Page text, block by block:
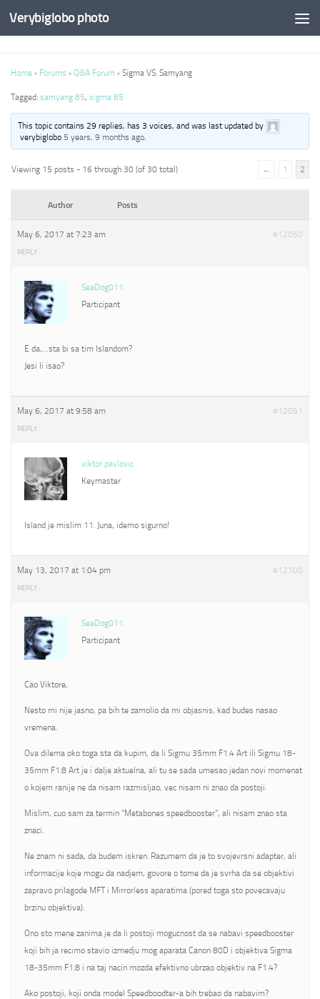
Verybiglobo photo
Home › Forums › Q&A Forum › Sigma VS. Samyang
Tagged: samyang 85, sigma 85
This topic contains 29 replies, has 3 voices, and was last updated by
verybiglobo 5 years, 9 months ago.
Viewing 15 posts - 16 through 30 (of 30 total) ← 1 2
Author Posts
May 6, 2017 at 7:23 am #12050
REPLY
SeaDog011
Participant
E da,…sta bi sa tim Islandom?
Jesi li isao?
May 6, 2017 at 9:58 am #12051
REPLY
viktor pavlovic
Keymaster
Island je mislim 11. Juna, idemo sigurno!
May 13, 2017 at 1:04 pm #12100
REPLY
SeaDog011
Participant
Cao Viktore,
Nesto mi nije jasno, pa bih te zamolio da mi objasnis, kad budes nasao
vremena.
Ova dilema oko toga sta da kupim, da li Sigmu 35mm F1.4 Art ili Sigmu 18-
35mm F1.8 Art je i dalje aktuelna, ali tu se sada umesao jedan novi momenat
o kojem ranije ne da nisam razmisljao, vec nisam ni znao da postoji.
Mislim, cuo sam za termin “Metabones speedbooster”, ali nisam znao sta
znaci.
Ne znam ni sada, da budem iskren. Razumem da je to svojevrsni adapter, ali
informacije koje mogu da nadjem, govore o tome da je svrha da se objektivi
zapravo prilagode MFT i Mirrorless aparatima (pored toga sto povecavaju
brzinu objektiva).
Ono sto mene zanima je da li postoji mogucnost da se nabavi speedbooster
koji bih ja recimo stavio izmedju mog aparata Canon 80D i objektiva Sigma
18-35mm F1.8 i na taj nacin mozda efektivno ubrzao objektiv na F1.4?
Ako postoji, koji onda model Speedboodter-a bih trebao da nabavim?